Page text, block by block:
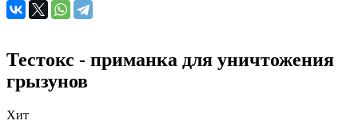
Тестокс - приманка для уничтожения
грызунов
Хит